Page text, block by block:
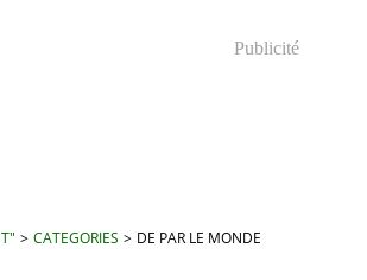
Publicité
> CATEGORIES > DE PAR LE MONDE